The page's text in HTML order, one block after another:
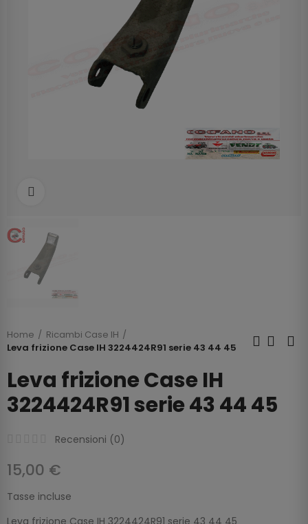
Home
Ricambi Case IH
Leva frizione Case IH 3224424R91 serie 43 44 45
Leva frizione Case IH
3224424R91 serie 43 44 45
Recensioni (0)
15,00 €
Tasse incluse